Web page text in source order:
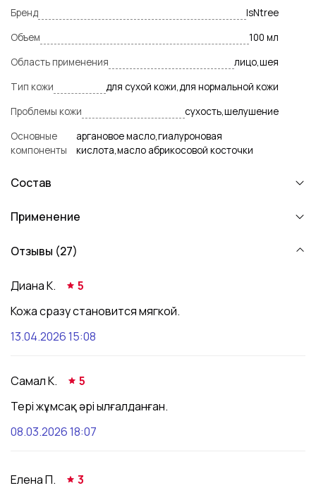
Бренд
IsNtree
Объем
100 мл
Область применения
лицо,шея
Тип кожи
для сухой кожи,для нормальной кожи
Проблемы кожи
сухость,шелушение
Основные
компоненты
аргановое масло,гиалуроновая
кислота,масло абрикосовой косточки
Состав
Применение
Отзывы (27)
Диана К.
5
Кожа сразу становится мягкой.
13.04.2026 15:08
Самал К.
5
Тері жұмсақ әрі ылғалданған.
08.03.2026 18:07
Елена П.
3